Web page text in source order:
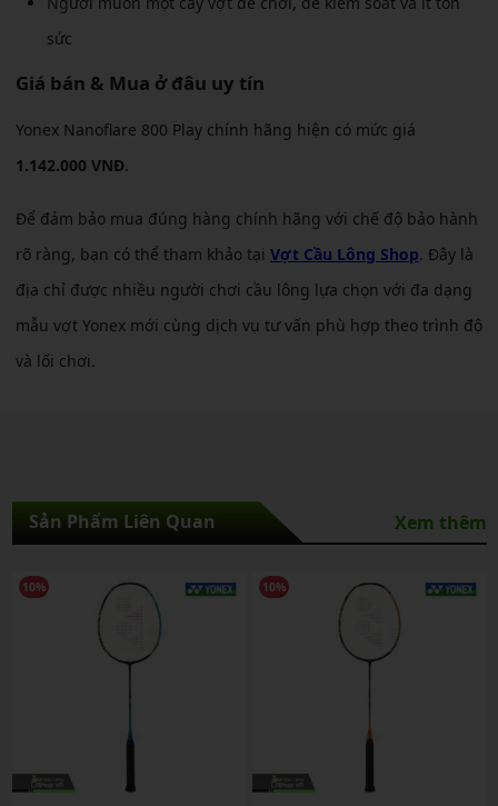
sức
Giá bán & Mua ở đâu uy tín
Yonex Nanoflare 800 Play chính hãng hiện có mức giá
1.142.000 VNĐ.
Để đảm bảo mua đúng hàng chính hãng với chế độ bảo hành
rõ ràng, bạn có thể tham khảo tại Vợt Cầu Lông Shop. Đây là
địa chỉ được nhiều người chơi cầu lông lựa chọn với đa dạng
mẫu vợt Yonex mới cùng dịch vụ tư vấn phù hợp theo trình độ
và lối chơi.
Sản Phẩm Liên Quan Xem thêm
10% 10%